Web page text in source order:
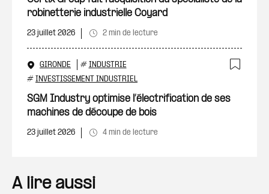
robinetterie industrielle Coyard
23 juillet 2026 2 min de lecture
GIRONDE # INDUSTRIE
# INVESTISSEMENT INDUSTRIEL
SGM Industry optimise l’électrification de ses
machines de découpe de bois
23 juillet 2026 4 min de lecture
A lire aussi